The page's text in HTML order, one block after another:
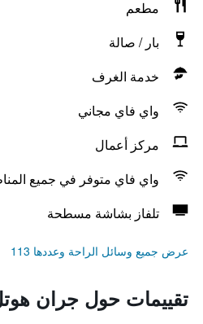
مطعم
بار / صالة
خدمة الغرف
واي فاي مجاني
مركز أعمال
واي فاي متوفر في جميع
تلفاز بشاشة مسطحة
عرض جميع وسائل الراحة وعددها 113
تقييمات حول جران